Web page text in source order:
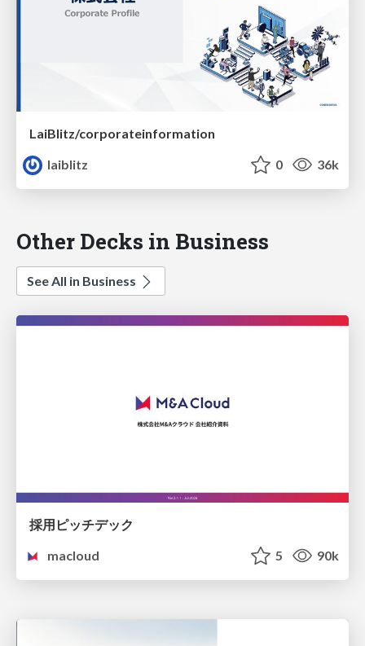
LaiBlitz/corporateinformation
laiblitz
0 36k
Other Decks in Business
See All in Business
採用ピッチデック
macloud
5 90k